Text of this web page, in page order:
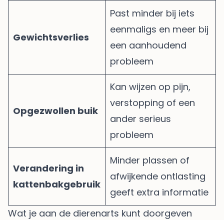
Gewichtsverlies
Past minder bij iets
eenmaligs en meer bij
een aanhoudend
probleem
Opgezwollen buik
Kan wijzen op pijn,
verstopping of een
ander serieus
probleem
Verandering in
kattenbakgebruik
Minder plassen of
afwijkende ontlasting
geeft extra informatie
Wat je aan de dierenarts kunt doorgeven